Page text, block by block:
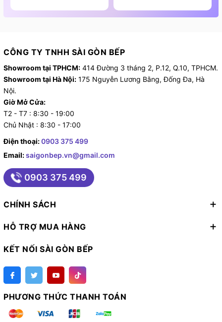
CÔNG TY TNHH SÀI GÒN BẾP
Showroom tại TPHCM: 414 Đường 3 tháng 2, P.12, Q.10, TPHCM.
Showroom tại Hà Nội: 175 Nguyễn Lương Bằng, Đống Đa, Hà
Nội.
Giờ Mở Cửa:
T2 - T7 : 8:30 - 19:00
Chủ Nhật : 8:30 - 17:00
Điện thoại:0903 375 499
Email:saigonbep.vn@gmail.com
0903 375 499
CHÍNH SÁCH
HỖ TRỢ MUA HÀNG
KẾT NỐI SÀI GÒN BẾP
PHƯƠNG THỨC THANH TOÁN